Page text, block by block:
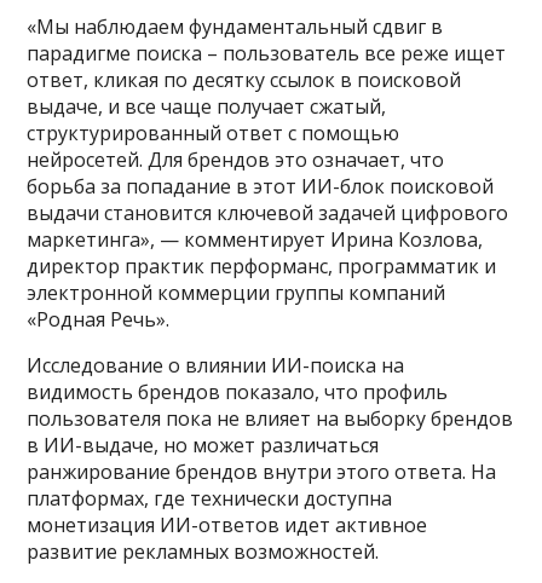
«Мы наблюдаем фундаментальный сдвиг в
парадигме поиска – пользователь все реже ищет
ответ, кликая по десятку ссылок в поисковой
выдаче, и все чаще получает сжатый,
структурированный ответ с помощью
нейросетей. Для брендов это означает, что
борьба за попадание в этот ИИ-блок поисковой
выдачи становится ключевой задачей цифрового
маркетинга», — комментирует Ирина Козлова,
директор практик перформанс, программатик и
электронной коммерции группы компаний
«Родная Речь».
Исследование о влиянии ИИ-поиска на
видимость брендов показало, что профиль
пользователя пока не влияет на выборку брендов
в ИИ-выдаче, но может различаться
ранжирование брендов внутри этого ответа. На
платформах, где технически доступна
монетизация ИИ-ответов идет активное
развитие рекламных возможностей.